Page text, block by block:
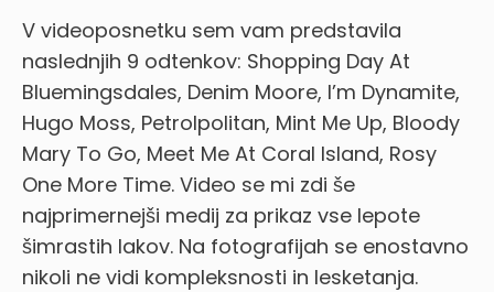
V videoposnetku sem vam predstavila
naslednjih 9 odtenkov: Shopping Day At
Bluemingsdales, Denim Moore, I’m Dynamite,
Hugo Moss, Petrolpolitan, Mint Me Up, Bloody
Mary To Go, Meet Me At Coral Island, Rosy
One More Time. Video se mi zdi še
najprimernejši medij za prikaz vse lepote
šimrastih lakov. Na fotografijah se enostavno
nikoli ne vidi kompleksnosti in lesketanja.